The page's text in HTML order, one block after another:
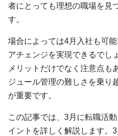
者にとっても理想の職場を見
す。
場合によっては4月入社も可
アチェンジを実現できるでし
メリットだけでなく注意点も
ジュール管理の難しさを乗り
が重要です。
この記事では、3月に転職活
イントを詳しく解説します。